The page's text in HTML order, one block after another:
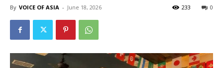
By VOICE OF ASIA - June 18, 2026 0
233